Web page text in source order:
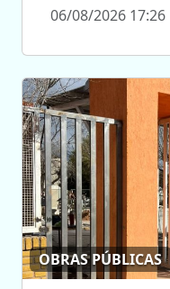
06/08/2026 17:26
OBRAS PÚBLICAS